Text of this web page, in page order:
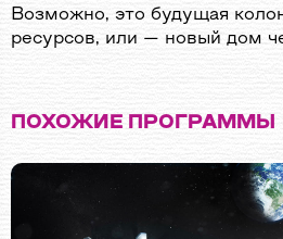
Возможно, это будущая
ресурсов, или — новый дом
ПОХОЖИЕ ПРОГРАММЫ